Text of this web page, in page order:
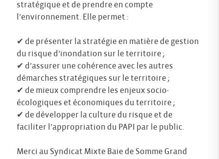
stratégique et de prendre en compte
l’environnement. Elle permet :
✔ de présenter la stratégie en matière de gestion
du risque d’inondation sur le territoire ;
✔ d’assurer une cohérence avec les autres
démarches stratégiques sur le territoire ;
✔ de mieux comprendre les enjeux socio-
écologiques et économiques du territoire ;
✔ de développer la culture du risque et de
faciliter l’appropriation du PAPI par le public.
Merci au Syndicat Mixte Baie de Somme Grand